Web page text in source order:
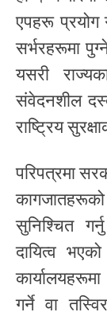
एपहरू प्रयोग
सर्भरहरूमा
यसरी
संवेदनशील
राष्ट्रिय
परिपत्रमा
कागजातहरूको
सुनिश्चित
दायित्व
गर्ने वा